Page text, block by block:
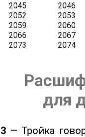
для
3 — Тройка